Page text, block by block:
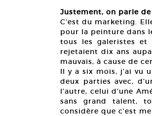
Justement, on parle
C’est du marketing.
pour la peinture dans
tous les galeristes et
rejetaient dix ans
mauvais, à cause de
Il y a six mois, j’ai vu
deux parties avec,
l’autre, celui d’une
sans grand talent,
considère que c’est